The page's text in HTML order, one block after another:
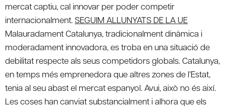
mercat captiu, cal innovar per poder competir
internacionalment.SEGUIM ALLUNYATS DE LA UE
Malauradament Catalunya, tradicionalment dinàmica i
moderadament innovadora, es troba en una situació de
debilitat respecte als seus competidors globals. Catalunya,
en temps més emprenedora que altres zones de l’Estat,
tenia al seu abast el mercat espanyol. Avui, això no és així.
Les coses han canviat substancialment i alhora que els